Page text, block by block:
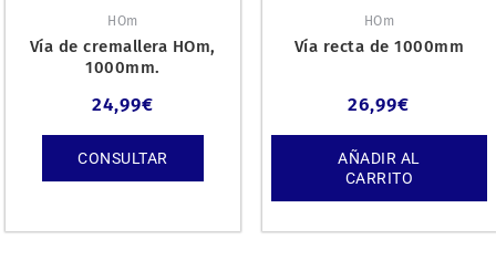
HOm
Vía de cremallera HOm,
1000mm.
24,99€
CONSULTAR
HOm
Vía recta de 1000mm
26,99€
AÑADIR AL
CARRITO